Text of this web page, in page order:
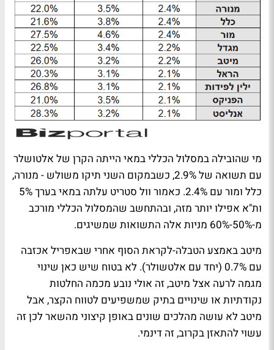
מי שהובילה במסלול הכללי במאי הייתה הקרן של אלטושלר
עם תשואה של 2.9%, כשבמקום השני תיקו משולש - מנורה,
כלל ומור עם 2.4%. כאמור וול סטריט עלתה במאי בערך 5%
ות"א אפילו יותר מזה, ובהתחשב שהמסלול הכללי מורכב
מ-50%-60% מניות אלה התשואות שמשיגים.
מיטב באמצע הטבלה-לקראת הסוף אחרי שבאפריל אכזבה
עם 0.7% (יחד עם אלטשולר). לא בטוח שיש כאן שינוי
מגמה לרעה אצל מיטב, זה אולי נובע מכמה החלטות
נקודתיות או שינויים בתיק שמשפיעים לטווח הקצר, אבל
מיטב לא עושה מהלכים שונים באופן קיצוני מהשאר לכן זה
עשוי להתאזן בקרוב, זה דינמי.